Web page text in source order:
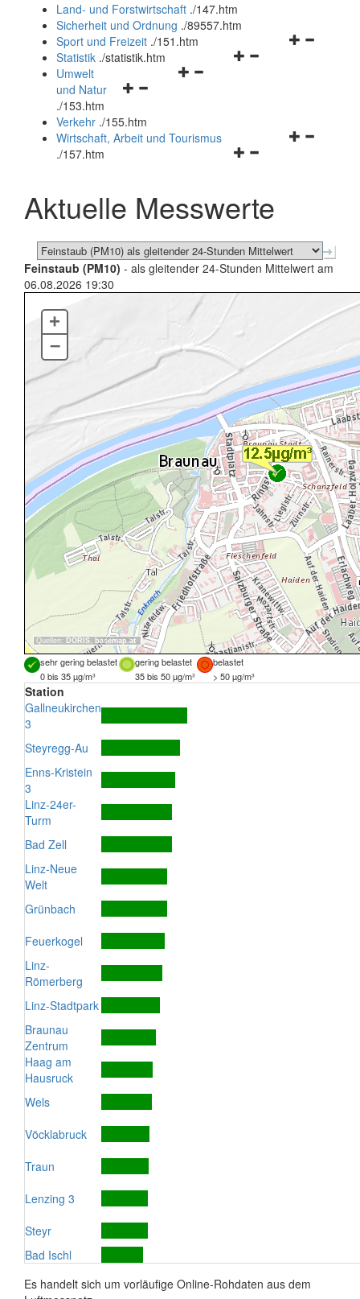
und
schließen
Land- und Forstwirtschaft ./147.htm
Sicherheit und Ordnung ./89557.htm
Navigationsmenü
Sport und Freizeit ./151.htm
Navigationsmenü
Statistik ./statistik.htm
Navigationsmenü
und
schließen
Umwelt
und Natur
./153.htm
Verkehr ./155.htm
Navigationsmenü
schließen
Wirtschaft, Arbeit und Tourismus
./157.htm
Aktuelle Messwerte
Feinstaub (PM10) - als gleitender 24-Stunden Mittelwert am
06.08.2026 19:30
Quellen: DORIS, basemap.at
+
–
sehr gering belastet gering belastet
belastet
0 bis 35 µg/m³
35 bis 50 µg/m³ > 50 µg/m³
Station
Gallneukirchen
3
Steyregg-Au
Enns-Kristein
3
Linz-24er-
Turm
Bad Zell
Linz-Neue
Welt
Grünbach
Feuerkogel
Linz-
Römerberg
Linz-Stadtpark
Braunau
Zentrum
Haag am
Hausruck
Wels
Vöcklabruck
Traun
Lenzing 3
Steyr
Bad Ischl
Es handelt sich um vorläufige Online-Rohdaten aus dem